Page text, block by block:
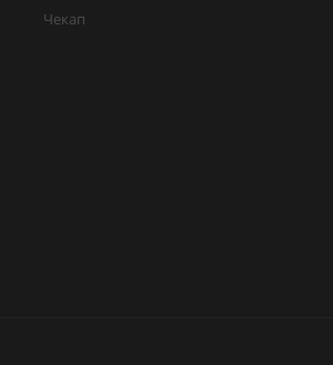
Чекап